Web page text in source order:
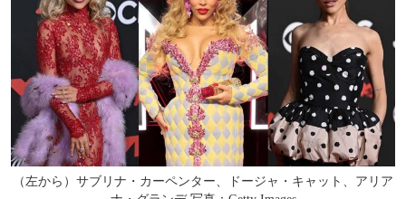
（左から）サブリナ・カーペンター、ドージャ・キャット、アリア